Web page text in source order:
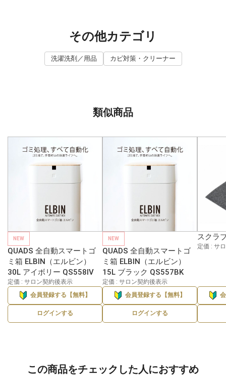
その他カテゴリ
洗濯洗剤／用品 カビ対策・クリーナー
類似商品
NEW
QUADS 全自動スマートゴ
ミ箱 ELBIN（エルビン）
30L アイボリー QS558IV
定価 : サロン契約後表示
会員登録する【無料】
ログインする
NEW
QUADS 全自動スマートゴ
ミ箱 ELBIN（エルビン）
15L ブラック QS557BK
定価 : サロン契約後表示
会員登録する【無料】
ログインする
スクラ
定価 : サ
この商品をチェックした人におすすめ